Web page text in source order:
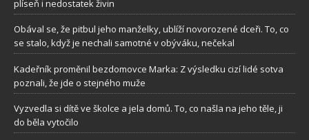
plíseň i nedostatek živin
Obával se, že pitbul jeho manželky, ublíží novorozené dceři. To, co
se stalo, když je nechali samotné v obýváku, nečekal
Kadeřník proměnil bezdomovce Marka: Z výsledku cizí lidé sotva
poznali, že jde o stejného muže
Vyzvedla si dítě ve školce a jela domů. To, co našla na jeho těle, ji
do běla vytočilo